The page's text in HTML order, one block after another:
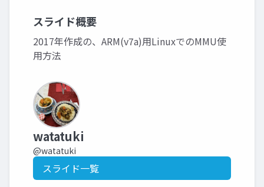
スライド概要
2017年作成の、ARM(v7a)用LinuxでのMMU使
用方法
watatuki
@watatuki
スライド一覧